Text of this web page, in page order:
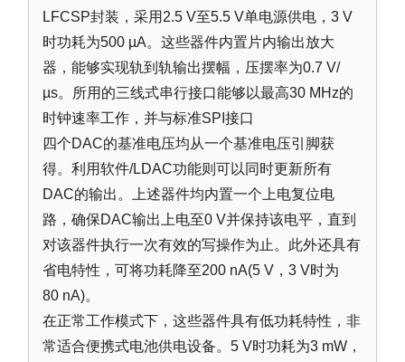
LFCSP封装，采用2.5 V至5.5 V单电源供电，3 V
时功耗为500 µA。这些器件内置片内输出放大
器，能够实现轨到轨输出摆幅，压摆率为0.7 V/
µs。所用的三线式串行接口能够以最高30 MHz的
时钟速率工作，并与标准SPI接口
四个DAC的基准电压均从一个基准电压引脚获
得。利用软件/LDAC功能则可以同时更新所有
DAC的输出。上述器件均内置一个上电复位电
路，确保DAC输出上电至0 V并保持该电平，直到
对该器件执行一次有效的写操作为止。此外还具有
省电特性，可将功耗降至200 nA(5 V，3 V时为
80 nA)。
在正常工作模式下，这些器件具有低功耗特性，非
常适合便携式电池供电设备。5 V时功耗为3 mW，